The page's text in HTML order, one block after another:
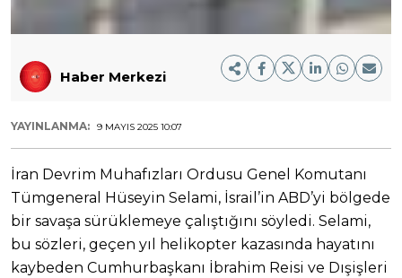
Haber Merkezi
YAYINLANMA: 9 MAYIS 2025 10:07
İran Devrim Muhafızları Ordusu Genel Komutanı
Tümgeneral Hüseyin Selami, İsrail’in ABD’yi bölgede
bir savaşa sürüklemeye çalıştığını söyledi. Selami,
bu sözleri, geçen yıl helikopter kazasında hayatını
kaybeden Cumhurbaşkanı İbrahim Reisi ve Dışişleri